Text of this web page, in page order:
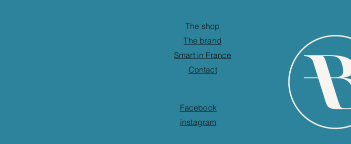
The shop
The brand
Smart in France
Contact
Facebook
instagram